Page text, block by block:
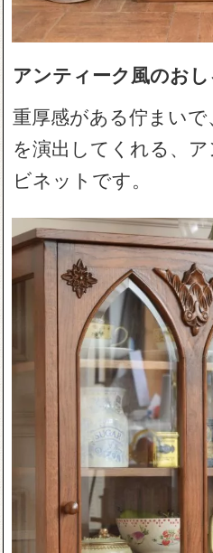
アンティーク風のお
重厚感がある佇まい
を演出してくれる、
ビネットです。